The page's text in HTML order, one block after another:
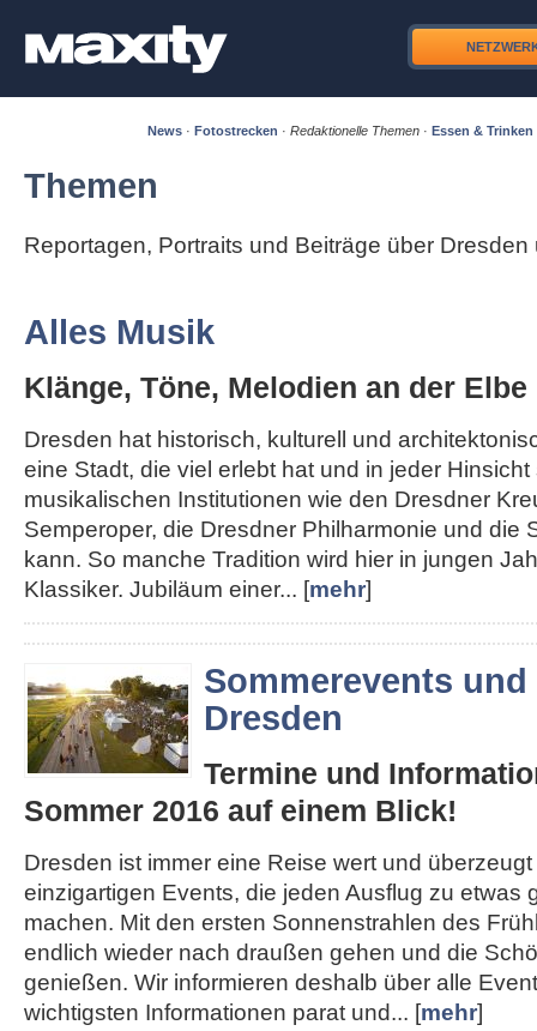
News · Fotostrecken · Redaktionelle Themen · Essen & Trinken
Themen
Reportagen, Portraits und Beiträge über
Alles Musik
Klänge, Töne, Melodien an der Elbe
Dresden hat historisch, kulturell und
eine Stadt, die viel erlebt hat und in jeder
musikalischen Institutionen wie den Dresdner
Semperoper, die Dresdner Philharmonie und die
kann. So manche Tradition wird hier in jungen
Klassiker. Jubiläum einer... [mehr]
Sommerevents
Dresden
Termine und
Sommer 2016 auf einem Blick!
Dresden ist immer eine Reise wert und
einzigartigen Events, die jeden Ausflug zu etwas
machen. Mit den ersten Sonnenstrahlen des
endlich wieder nach draußen gehen und die
genießen. Wir informieren deshalb über alle
wichtigsten Informationen parat und... [mehr]